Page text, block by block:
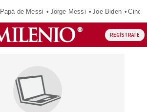
Papá de Messi Jorge Messi Joe Biden
REGÍSTRATE